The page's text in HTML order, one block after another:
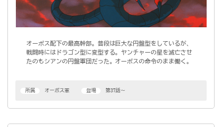
オーボス配下の最高幹部。普段は巨大な円盤型をしているが、
戦闘時にはドラゴン型に変型する。ヤンチャーの星を滅亡させ
たのもシアンの円盤軍団だった。オーボスの命令のまま働く。
所属 オーボス軍 登場 第37話～